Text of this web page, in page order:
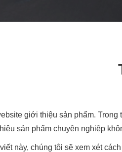
giới thiệu sản phẩm.
sản phẩm chuyên nghiệp
này, chúng tôi sẽ xem xét